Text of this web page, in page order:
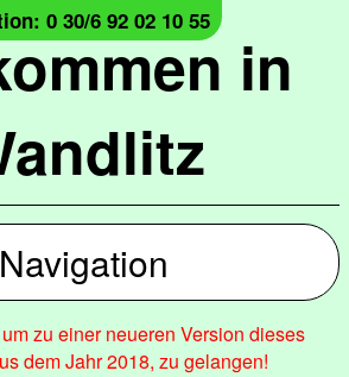
in
0 30/6 92 02 10 55
Navigation
zu einer neueren Version dieses
dem Jahr 2018, zu gelangen!